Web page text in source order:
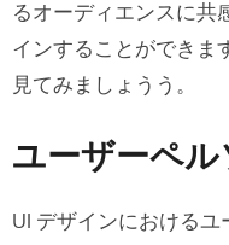
ペルソ
さん
ペルソ
物の運
るオーディエンスに共
インすることができま
見てみましょうう。
ユーザーペ
UI デザインにおける